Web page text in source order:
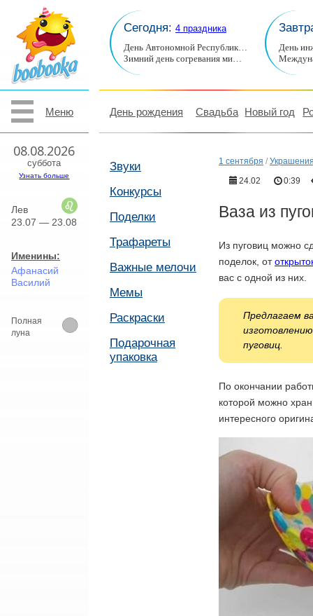
Меню
08.08.2026
суббота
Узнать больше
Лев
23.07 — 23.08
Именины:
Афанасий
Василий
Полная
луна
Сегодня: 4 праздника
День Автономной Республик…
Зимний день согревания ми…
День
День рождения Свадьба Новый год
Звуки
Конкурсы
Поделки
Трафареты
Важные мелочи
Мемы
Раскраски
Подарочная
упаковка
1 сентября /
24.02
0:39
Ваза из
Из пуговиц можно
поделок, от
вас с одной из них.
Предлагаем
пуговиц.
По окончании
которой можно
интересного